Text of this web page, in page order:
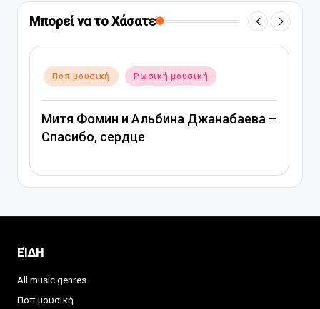
Μπορεί να το Χάσατε
Αναρτήθηκε
Ποπ μουσική Ρωσική μουσική
Митя Фомин и Альбина Джанабаева –
Спасибо, сердце
ΕΊΔΗ
All music genres
Ποπ μουσική